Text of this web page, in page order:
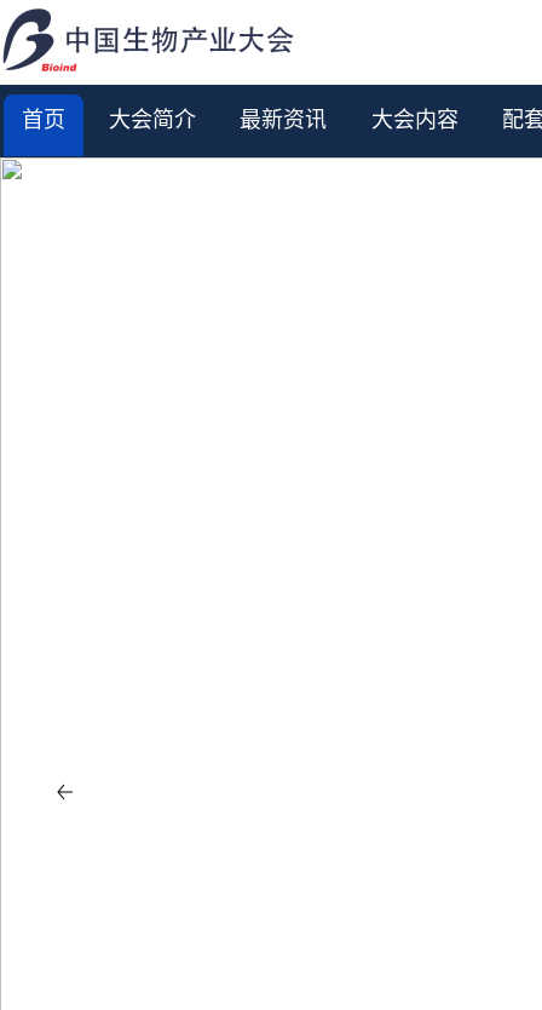
首页 大会简介 最新资讯 大会内容 配